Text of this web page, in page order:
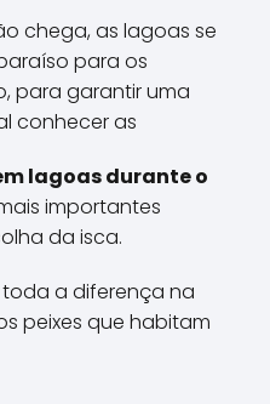
chega, as lagoas se
para os
para garantir uma
conhecer as
lagoas durante o
importantes
da isca.
a diferença na
peixes que habitam